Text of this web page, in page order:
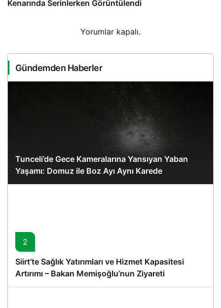
Kenarında Serinlerken Görüntülendi
Yorumlar kapalı.
Gündemden Haberler
Tunceli’de Gece Kameralarına Yansıyan Yaban
Yaşamı: Domuz ile Boz Ayı Aynı Karede
2
Siirt’te Sağlık Yatırımları ve Hizmet Kapasitesi
Artırımı – Bakan Memişoğlu’nun Ziyareti